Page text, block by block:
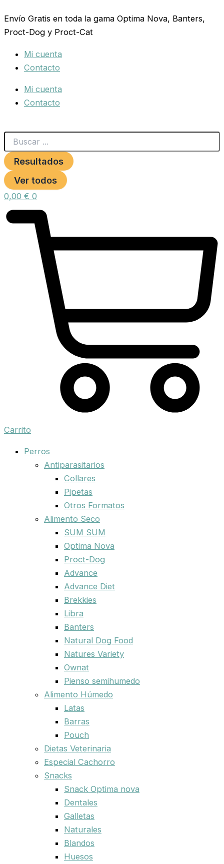
al
contenido
Envío Gratis en toda la gama Optima Nova, Banters,
Proct-Dog y Proct-Cat
Mi cuenta
Contacto
Mi cuenta
Contacto
...
Resultados
Ver todos
0,00 € 0
Carrito
Perros
Antiparasitarios
Collares
Pipetas
Otros Formatos
Alimento Seco
SUM SUM
Optima Nova
Proct-Dog
Advance
Advance Diet
Brekkies
Libra
Banters
Natural Dog Food
Natures Variety
Ownat
Pienso semihumedo
Alimento Húmedo
Latas
Barras
Pouch
Dietas Veterinaria
Especial Cachorro
Snacks
Snack Optima nova
Dentales
Galletas
Naturales
Blandos
Huesos
2
DEPARTAMENTOS
FONDO
cantidad